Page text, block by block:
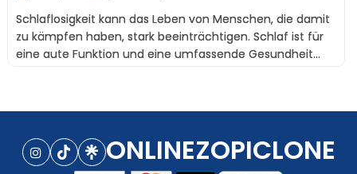
Schlaflosigkeit kann das Leben von Menschen, die damit
zu kämpfen haben, stark beeinträchtigen. Schlaf ist für
eine gute Funktion und eine umfassende Gesundheit
ONLINEZOPICLONE